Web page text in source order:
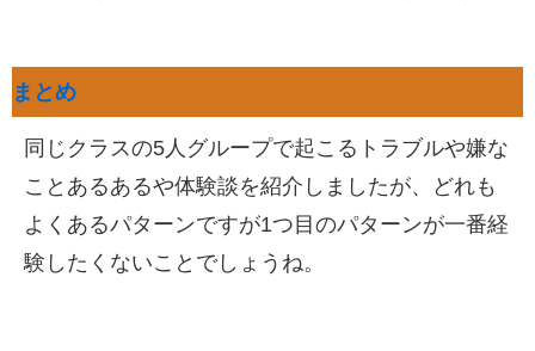
まとめ
同じクラスの5人グループで起こるトラブルや嫌な
ことあるあるや体験談を紹介しましたが、どれも
よくあるパターンですが1つ目のパターンが一番経
験したくないことでしょうね。